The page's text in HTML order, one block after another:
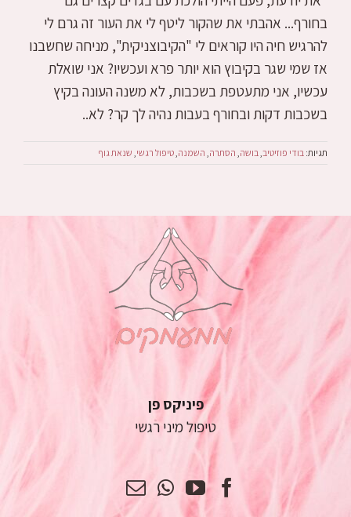
בחורף... אהבתי את שהקור ליטף לי את העור זה גרם לי
להרגיש חיה היו קוראים לי "הקיבוצניקית", מניחה שחשבנו
אז שמי שגר בקיבוץ הוא יותר פרא ועכשיו? אני שואלת
עכשיו, אני מתעטפת בשכבות, לא משנה העונה בקיץ
בשכבות דקות ובחורף בעבות נהיה לך קר? לא..
תגיות: בודי פוזיטיב,בושה, הסתרה, השמנה,טיפול רגשי, שנאת גוף
פיניקס פן
טיפול מיני רגשי